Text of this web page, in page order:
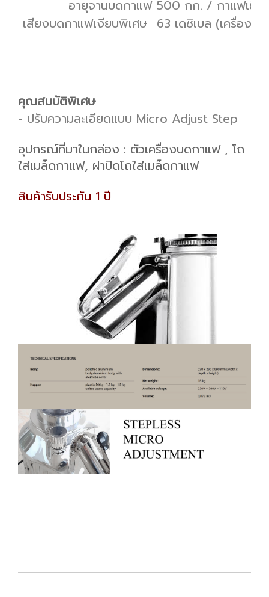
อายุจานบดกาแฟ
เสียงบดกาแฟเงียบพิเศษ
500 กก. / กาแฟเย็
63 เดซิเบล (เครื่องบ
คุณสมบัติพิเศษ
- ปรับความละเอียดแบบ Micro Adjust Step
อุปกรณ์ที่มาในกล่อง : ตัวเครื่องบดกาแฟ , โถ
ใส่เมล็ดกาแฟ, ฝาปิดโถใส่เมล็ดกาแฟ
สินค้ารับประกัน 1 ปี